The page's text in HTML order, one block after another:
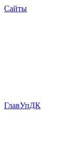
Сайты
ГлавУпДК